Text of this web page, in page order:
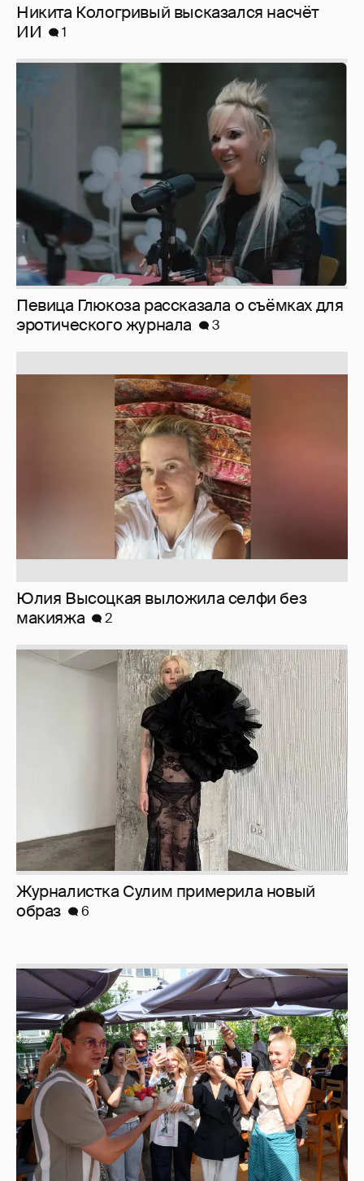
Никита Кологривый высказался насчёт
ИИ
1
Певица Глюкоза рассказала о съёмках для
эротического журнала
3
Юлия Высоцкая выложила селфи без
макияжа
2
Журналистка Сулим примерила новый
образ
6